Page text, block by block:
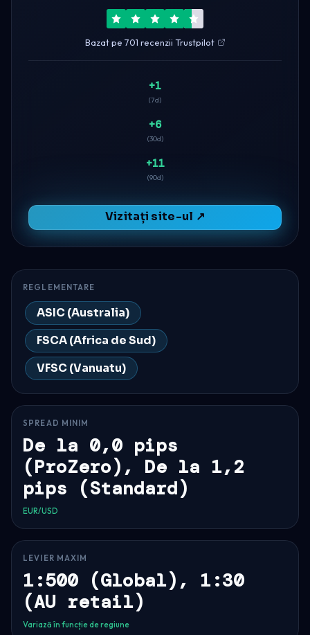
Bazat pe 701 recenzii Trustpilot
+1
(7d)
+6
(30d)
+11
(90d)
Vizitați site-ul ↗
REGLEMENTARE
ASIC (Australia)
FSCA (Africa de Sud)
VFSC (Vanuatu)
SPREAD MINIM
De la 0,0 pips
(ProZero), De la 1,2
pips (Standard)
EUR/USD
LEVIER MAXIM
1:500 (Global), 1:30
(AU retail)
Variază în funcție de regiune